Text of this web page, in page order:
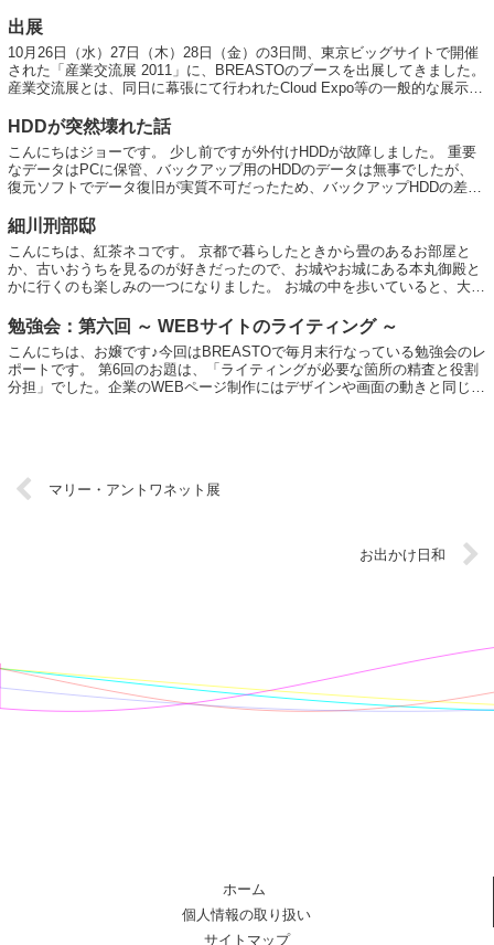
出展
10月26日（水）27日（木）28日（金）の3日間、東京ビッグサイトで開催
された「産業交流展 2011」に、BREASTOのブースを出展してきました。
産業交流展とは、同日に幕張にて行われたCloud Expo等の一般的な展示会
HDDが突然壊れた話
こんにちはジョーです。 少し前ですが外付けHDDが故障しました。 重要
なデータはPCに保管、バックアップ用のHDDのデータは無事でしたが、
復元ソフトでデータ復旧が実質不可だったため、バックアップHDDの差分
細川刑部邸
こんにちは、紅茶ネコです。 京都で暮らしたときから畳のあるお部屋と
か、古いおうちを見るのが好きだったので、お城やお城にある本丸御殿と
かに行くのも楽しみの一つになりました。 お城の中を歩いていると、大き
勉強会：第六回 ～ WEBサイトのライティング ～
こんにちは、お嬢です♪今回はBREASTOで毎月末行なっている勉強会のレ
ポートです。 第6回のお題は、「ライティングが必要な箇所の精査と役割
分担」でした。企業のWEBページ制作にはデザインや画面の動きと同じく
マリー・アントワネット展
お出かけ日和
ホーム
個人情報の取り扱い
サイトマップ